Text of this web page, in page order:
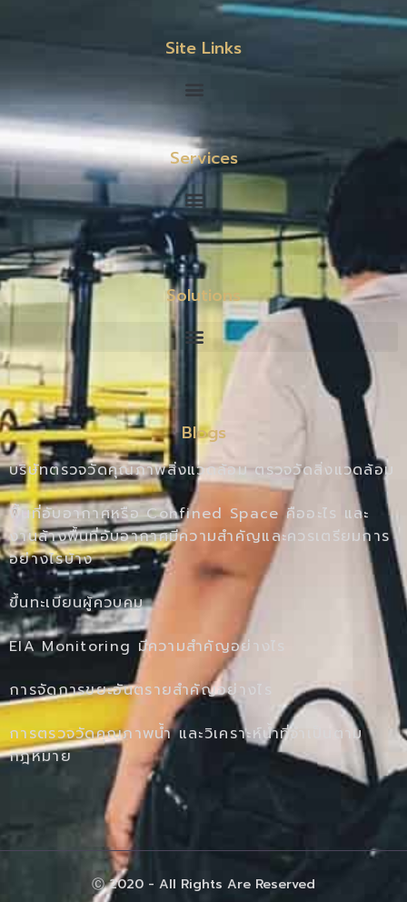
Site Links
Services
Solutions
Blogs
บริษัทตรวจวัดคุณภาพสิ่งแวดล้อม ตรวจวัดสิ่งแวดล้อม
พื้นที่อับอากาศหรือ Confined Space คืออะไร และ
งานล้างพื้นที่อับอากาศมีความสำคัญและควรเตรียมการ
อย่างไรบ้าง
ขึ้นทะเบียนผู้ควบคุม
EIA Monitoring มีความสำคัญอย่างไร
การจัดการขยะอันตรายสำคัญอย่างไร
การตรวจวัดคุณภาพน้ำ และวิเคราะห์น้ำที่จำเป็นตาม
กฎหมาย
Ⓒ 2020 - All Rights Are Reserved